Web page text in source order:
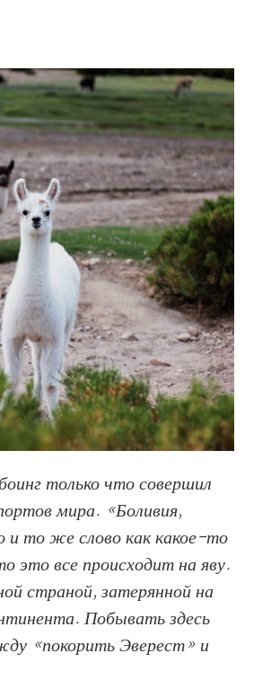
только что совершил
мира. «Боливия,
то же слово как какое-то
это все происходит на яву.
страной, затерянной на
Побывать здесь
«покорить Эверест» и